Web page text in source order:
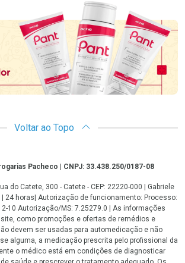
Destaque
Voltar ao Topo
Pacheco | CNPJ: 33.438.250/0187-08
do Catete, 300 - Catete - CEP: 22220-000 | Gabriele
| 24 horas| Autorização de funcionamento: Processo:
10 Autorização/MS: 7.25279.0 | As informações
como promoções e ofertas de remédios e
devem ser usadas para automedicação e não
alguma, a medicação prescrita pelo profissional da
o médico está em condições de diagnosticar